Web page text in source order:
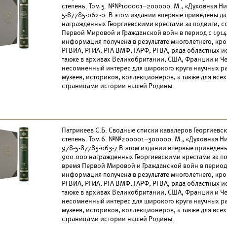
степень. Том 5. №№100001–200000. М., «Духовная
5-87785-062-0. В этом издании впервые приведены
награжденных Георгиевскими крестами за подвиги,
Первой Мировой и Гражданской войн в период с
информация получена в результате многолетнего,
РГВИА, РГИА, РГА ВМФ, ГАРФ, РГВА, ряда областных
также в архивах Великобритании, США, Франции и
несомненный интерес для широкого круга научных
музеев, историков, коллекционеров, а также для
страницами истории нашей Родины.
Патрикеев С.Б. Сводные списки кавалеров
степень. Том 6. №№200001–300000. М., «Духовная
978-5-87785-063-7.В этом издании впервые
900.000 награжденных Георгиевскими крестами за
время Первой Мировой и Гражданской войн в период
информация получена в результате многолетнего,
РГВИА, РГИА, РГА ВМФ, ГАРФ, РГВА, ряда областных
также в архивах Великобритании, США, Франции и
несомненный интерес для широкого круга научных
музеев, историков, коллекционеров, а также для
страницами истории нашей Родины.